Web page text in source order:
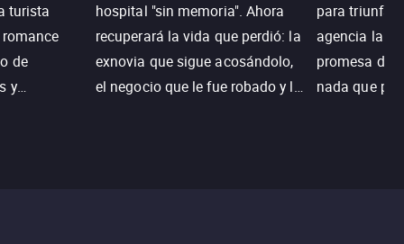
turista
de
y
hospital "sin memoria". Ahora
recuperará la vida que perdió: la
exnovia que sigue acosándolo,
el negocio que le fue robado y la
para triunfar
agencia la
promesa de
nada que